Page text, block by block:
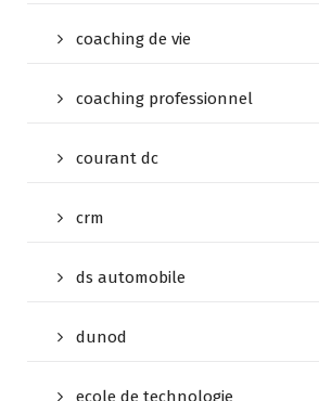
coaching de vie
coaching professionnel
courant dc
crm
ds automobile
dunod
ecole de technologie